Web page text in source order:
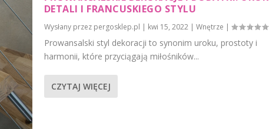
DETALI I FRANCUSKIEGO STYLU
Wysłany przez pergosklep.pl | kwi 15, 2022| Wnętrze |
Prowansalski styl dekoracji to synonim uroku, prostoty i
harmonii, które przyciągają miłośników...
CZYTAJ WIĘCEJ